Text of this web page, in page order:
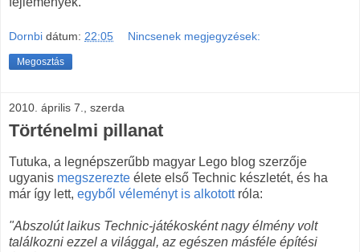
Dornbi dátum: 22:05 Nincsenek megjegyzések:
Megosztás
2010. április 7., szerda
Történelmi pillanat
Tutuka, a legnépszerűbb magyar Lego blog szerzője
ugyanis megszerezte élete első Technic készletét, és ha
már így lett, egyből véleményt is alkotottróla:
"Abszolút laikus Technic-játékosként nagy élmény volt
találkozni ezzel a világgal, az egészen másféle építési